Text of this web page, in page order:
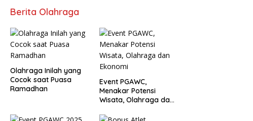
Berita Olahraga
Olahraga Inilah yang
Cocok saat Puasa
Ramadhan
Event PGAWC,
Menakar Potensi
Wisata, Olahraga dan